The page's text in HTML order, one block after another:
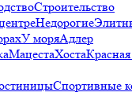
Строительство
Недорогие
У моряАдлер
МацестаХоста
Спортивные